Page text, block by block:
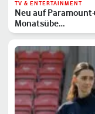
TV & ENTERTAINMENT
Neu auf
Monatsübe…